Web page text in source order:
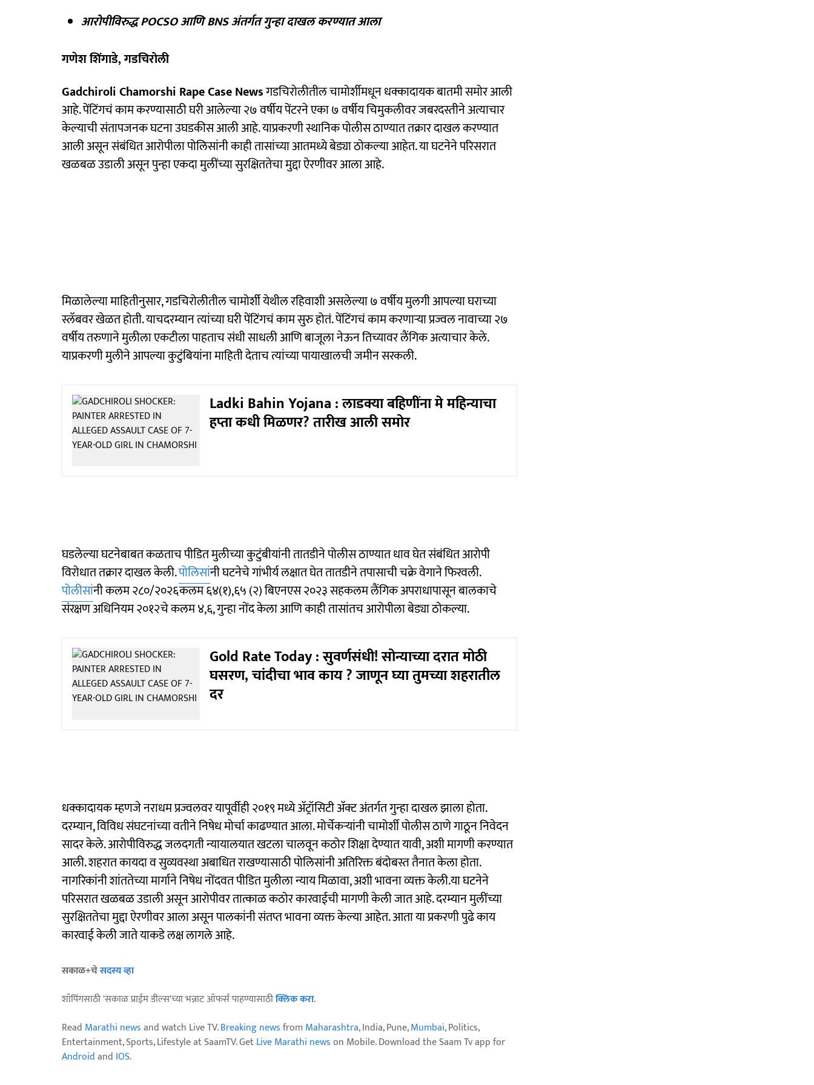
आरोपीविरुद्ध POCSO आणि BNS अंतर्गत गुन्हा दाखल करण्यात आला
गणेश शिंगाडे, गडचिरोली
Gadchiroli Chamorshi Rape Case Newsगडचिरोलीतील चामोर्शीमधून धक्कादायक बातमी समोर आली
आहे. पेंटिंगचं काम करण्यासाठी घरी आलेल्या २७ वर्षीय पेंटरने एका ७ वर्षीय चिमुकलीवर जबरदस्तीने अत्याचार
केल्याची संतापजनक घटना उघडकीस आली आहे. याप्रकरणी स्थानिक पोलीस ठाण्यात तक्रार दाखल करण्यात
आली असून संबंधित आरोपीला पोलिसांनी काही तासांच्या आतमध्ये बेड्या ठोकल्या आहेत. या घटनेने परिसरात
खळबळ उडाली असून पुन्हा एकदा मुलींच्या सुरक्षिततेचा मुद्दा ऐरणीवर आला आहे.
मिळालेल्या माहितीनुसार, गडचिरोलीतील चामोर्शी येथील रहिवाशी असलेल्या ७ वर्षीय मुलगी आपल्या घराच्या
स्लॅबवर खेळत होती. याचदरम्यान त्यांच्या घरी पेंटिंगचं काम सुरु होतं. पेंटिंगचं काम करणाऱ्या प्रज्वल नावाच्या २७
वर्षीय तरुणाने मुलीला एकटीला पाहताच संधी साधली आणि बाजूला नेऊन तिच्यावर लैंगिक अत्याचार केले.
याप्रकरणी मुलीने आपल्या कुटुंबियांना माहिती देताच त्यांच्या पायाखालची जमीन सरकली.
Ladki Bahin Yojana : लाडक्या बहिणींना मे महिन्याचा
हप्ता कधी मिळणर? तारीख आली समोर
घडलेल्या घटनेबाबत कळताच पीडित मुलीच्या कुटुंबीयांनी तातडीने पोलीस ठाण्यात धाव घेत संबंधित आरोपी
विरोधात तक्रार दाखल केली.पोलिसांनी घटनेचे गांभीर्य लक्षात घेत तातडीने तपासाची चक्रे वेगाने फिरवली.
पोलीसांनी कलम २८०/२०२६कलम ६४(१),६५ (२) बिएनएस २०२३ सहकलम लैंगिक अपराधापासून बालकाचे
संरक्षण अधिनियम २०१२चे कलम ४,६, गुन्हा नोंद केला आणि काही तासांतच आरोपीला बेड्या ठोकल्या.
Gold Rate Today : सुवर्णसंधी! सोन्याच्या दरात मोठी
घसरण, चांदीचा भाव काय ? जाणून घ्या तुमच्या शहरातील
दर
धक्कादायक म्हणजे नराधम प्रज्वलवर यापूर्वीही २०१९ मध्ये अ‍ॅट्रॉसिटी अ‍ॅक्ट अंतर्गत गुन्हा दाखल झाला होता.
दरम्यान, विविध संघटनांच्या वतीने निषेध मोर्चा काढण्यात आला. मोर्चेकऱ्यांनी चामोर्शी पोलीस ठाणे गाठून निवेदन
सादर केले. आरोपीविरुद्ध जलदगती न्यायालयात खटला चालवून कठोर शिक्षा देण्यात यावी, अशी मागणी करण्यात
आली. शहरात कायदा व सुव्यवस्था अबाधित राखण्यासाठी पोलिसांनी अतिरिक्त बंदोबस्त तैनात केला होता.
नागरिकांनी शांततेच्या मार्गाने निषेध नोंदवत पीडित मुलीला न्याय मिळावा, अशी भावना व्यक्त केली.या घटनेने
परिसरात खळबळ उडाली असून आरोपीवर तात्काळ कठोर कारवाईची मागणी केली जात आहे. दरम्यान मुलींच्या
सुरक्षिततेचा मुद्दा ऐरणीवर आला असून पालकांनी संतप्त भावना व्यक्त केल्या आहेत. आता या प्रकरणी पुढे काय
कारवाई केली जाते याकडे लक्ष लागले आहे.
सकाळ+चेसदस्य व्हा
शॉपिंगसाठी 'सकाळ प्राईम डील्स'च्या भन्नाट ऑफर्स पाहण्यासाठीक्लिक करा.
Read Marathi newsand watch Live TV.Breaking newsfrom Maharashtra, India, Pune,Mumbai, Politics,
Entertainment, Sports, Lifestyle at SaamTV. GetLive Marathi newson Mobile. Download the Saam Tv app for
Androidand IOS.